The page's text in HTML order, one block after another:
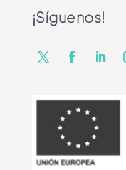
¡Síguenos!